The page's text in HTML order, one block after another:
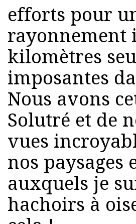
efforts pour
rayonnement
kilomètres
imposantes
Nous avons
Solutré et de
vues
nos
auxquels je
hachoirs à